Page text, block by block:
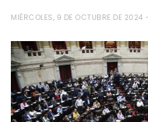
MIÉRCOLES, 9 DE OCTUBRE DE